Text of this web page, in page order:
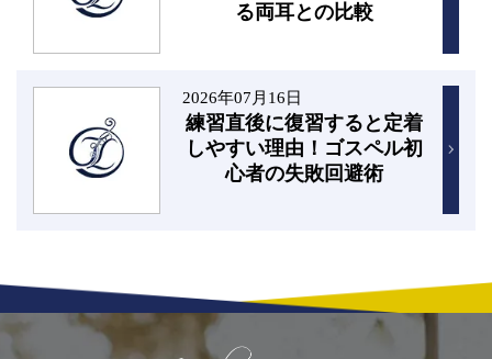
る両耳との比較
2026年07月16日
練習直後に復習すると定着
しやすい理由！ゴスペル初
心者の失敗回避術